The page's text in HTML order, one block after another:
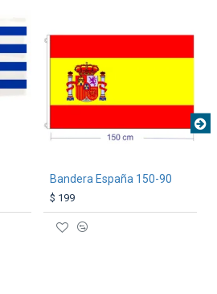
Bandera España 150-90
$ 199